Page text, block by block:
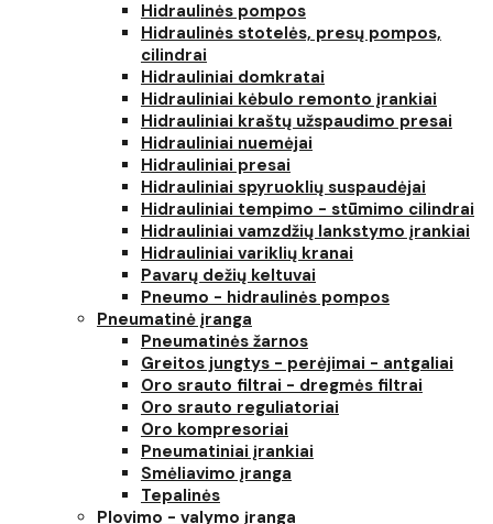
Hidraulinės pompos
Hidraulinės stotelės, presų pompos,
cilindrai
Hidrauliniai domkratai
Hidrauliniai kėbulo remonto įrankiai
Hidrauliniai kraštų užspaudimo presai
Hidrauliniai nuemėjai
Hidrauliniai presai
Hidrauliniai spyruoklių suspaudėjai
Hidrauliniai tempimo - stūmimo cilindrai
Hidrauliniai vamzdžių lankstymo įrankiai
Hidrauliniai variklių kranai
Pavarų dežių keltuvai
Pneumo - hidraulinės pompos
Pneumatinė įranga
Pneumatinės žarnos
Greitos jungtys - perėjimai - antgaliai
Oro srauto filtrai - dregmės filtrai
Oro srauto reguliatoriai
Oro kompresoriai
Pneumatiniai įrankiai
Smėliavimo įranga
Tepalinės
Plovimo - valymo įranga